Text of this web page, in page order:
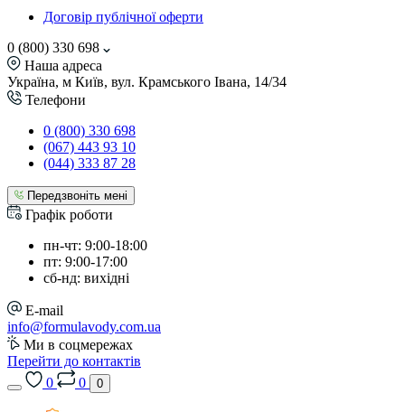
Договір публічної оферти
0 (800) 330 698
Наша адреса
Україна, м Київ, вул. Крамського Івана, 14/34
Телефони
0 (800) 330 698
(067) 443 93 10
(044) 333 87 28
Передзвоніть мені
Графік роботи
пн-чт: 9:00-18:00
пт: 9:00-17:00
сб-нд: вихідні
E-mail
info@formulavody.com.ua
Ми в соцмережах
Перейти до контактів
0
0 0